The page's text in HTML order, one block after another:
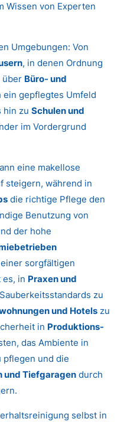
Wissen von Experten
Umgebungen: Von
, in denen Ordnung
über Büro- und
ein gepflegtes Umfeld
hin zuSchulen und
im Vordergrund
eine makellose
steigern, während in
die richtige Pflege den
Benutzung von
der hohe
sorgfältigen
es, in Praxen und
zu
und Hotels zu
in Produktions-
das Ambiente in
pflegen und die
und Tiefgaragen durch
selbst in